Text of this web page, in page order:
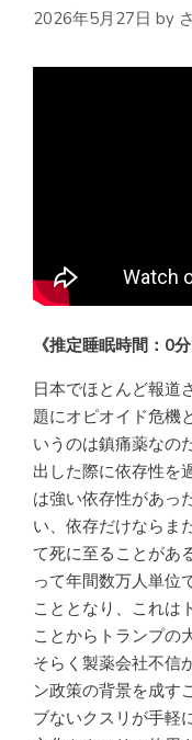
2026年5月27日 by
《推定睡眠時間：0分
日本でほとんど報道
題にオピオイド危機
いうのは鎮痛薬なの
出した際に依存性を
は強い依存性があっ
い、依存だけならま
て死に至ることがあ
って年間数万人単位
こととなり、これは
ことからトランプの
そらく製薬会社不信
ン政策の背景を成す
ブないクスリが手軽